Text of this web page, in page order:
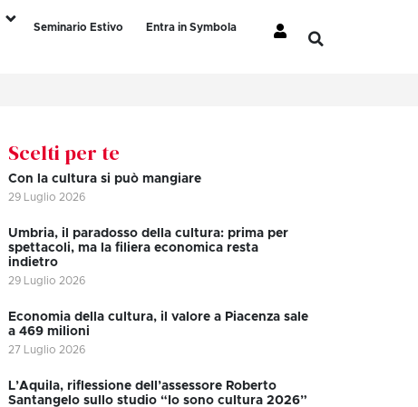
Seminario Estivo
Entra in Symbola
Scelti per te
Con la cultura si può mangiare
29 Luglio 2026
Umbria, il paradosso della cultura: prima per
spettacoli, ma la filiera economica resta
indietro
29 Luglio 2026
Economia della cultura, il valore a Piacenza sale
a 469 milioni
27 Luglio 2026
L’Aquila, riflessione dell’assessore Roberto
Santangelo sullo studio “Io sono cultura 2026”